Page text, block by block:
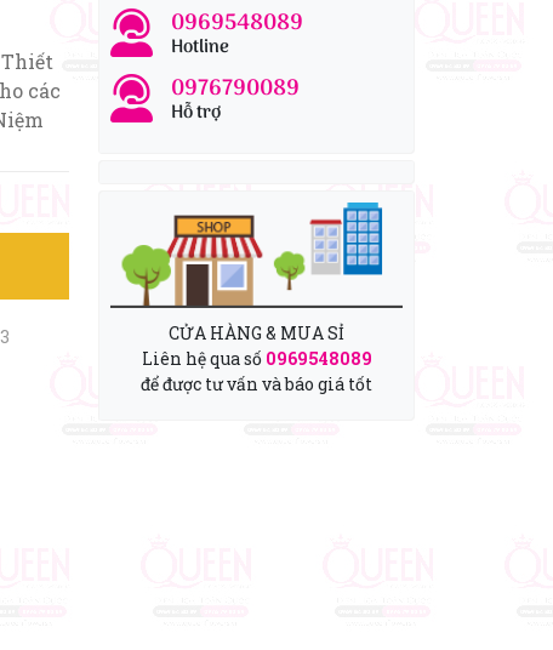
0969548089
Hotline
0976790089
Hỗ trợ
CỬA HÀNG & MUA SỈ
Liên hệ qua số 0969548089
để được tư vấn và báo giá tốt
các